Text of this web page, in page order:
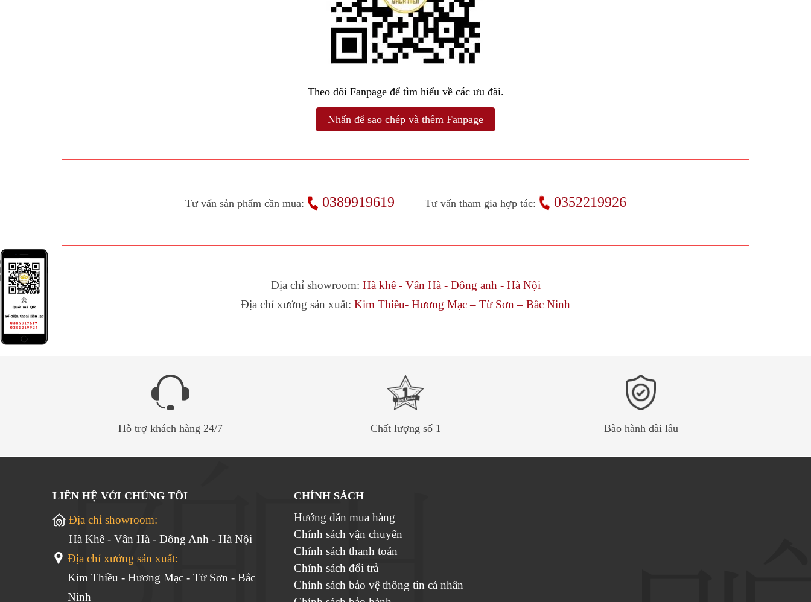
Theo dõi Fanpage để tìm hiểu về các ưu đãi.
Nhấn để sao chép và thêm Fanpage
Tư vấn sản phẩm cần mua: 0389919619 Tư vấn tham gia hợp tác: 0352219926
Địa chỉ showroom: Hà khê - Vân Hà - Đông anh - Hà Nội
Địa chỉ xưởng sản xuất: Kim Thiều- Hương Mạc – Từ Sơn – Bắc Ninh
Hỗ trợ khách hàng 24/7 Chất lượng số 1 Bào hành dài lâu
LIÊN HỆ VỚI CHÚNG TÔI
Địa chỉ showroom:
Hà Khê - Vân Hà - Đông Anh - Hà Nội
Địa chỉ xưởng sản xuất:
Kim Thiều - Hương Mạc - Từ Sơn - Bắc
Ninh
CHÍNH SÁCH
Hướng dẫn mua hàng
Chính sách vận chuyển
Chính sách thanh toán
Chính sách đổi trả
Chính sách bảo vệ thông tin cá nhân